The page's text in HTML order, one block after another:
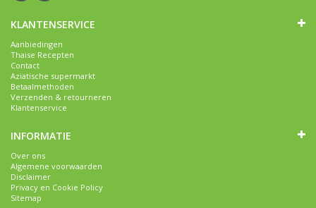
KLANTENSERVICE
Aanbiedingen
Thaise Recepten
Contact
Aziatische supermarkt
Betaalmethoden
Verzenden & retourneren
Klantenservice
INFORMATIE
Over ons
Algemene voorwaarden
Disclaimer
Privacy en Cookie Policy
Sitemap